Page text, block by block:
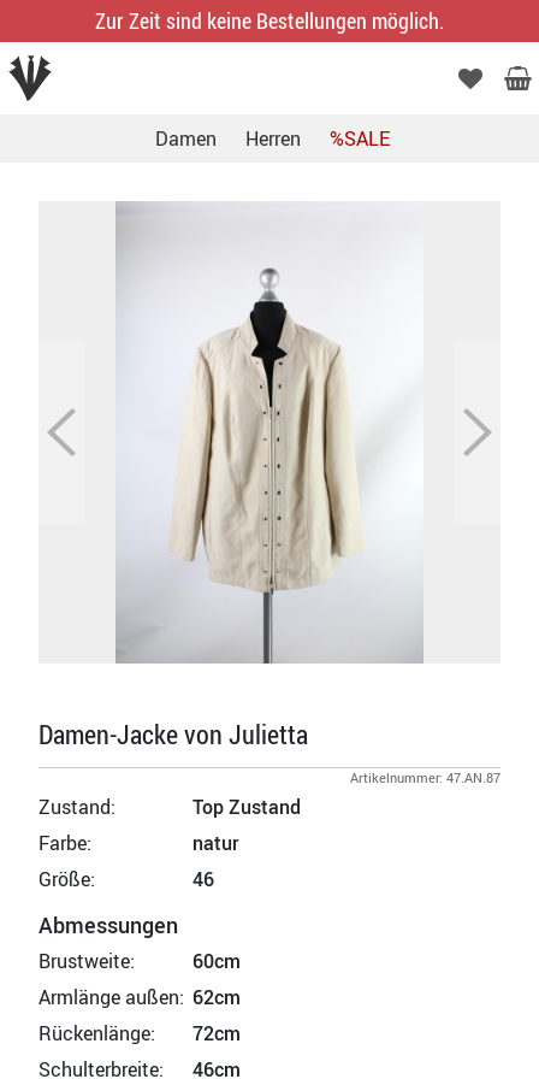
Zur Zeit sind keine Bestellungen möglich.
Damen Herren %SALE
Damen-Jacke von Julietta
Artikelnummer: 47.AN.87
Zustand:
Top Zustand
Farbe:
natur
Größe:
46
Abmessungen
Brustweite:
60cm
Armlänge außen: 62cm
Rückenlänge:
72cm
Schulterbreite:
46cm